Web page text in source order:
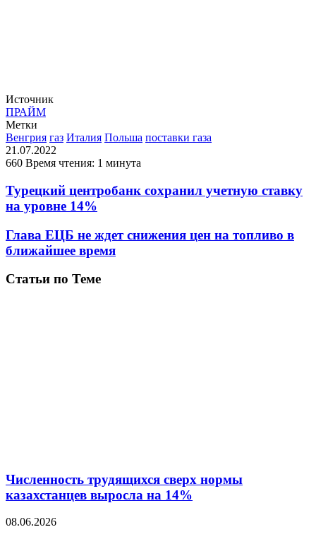
Источник
ПРАЙМ
Метки
Венгрия газ Италия Польша поставки газа
21.07.2022
660 Время чтения: 1 минута
Турецкий центробанк сохранил учетную ставку
на уровне 14%
Глава ЕЦБ не ждет снижения цен на топливо в
ближайшее время
Статьи по Теме
Численность трудящихся сверх нормы
казахстанцев выросла на 14%
08.06.2026